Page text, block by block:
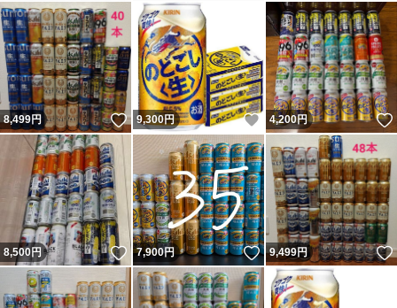
8,499円 いいね！
9,300円 いいね！
4,200円
8,500円 いいね！
7,900円 いいね！
9,499円